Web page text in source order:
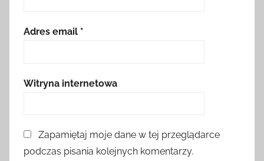
Adres email *
Witryna internetowa
Zapamiętaj moje dane w tej przeglądarce
podczas pisania kolejnych komentarzy.